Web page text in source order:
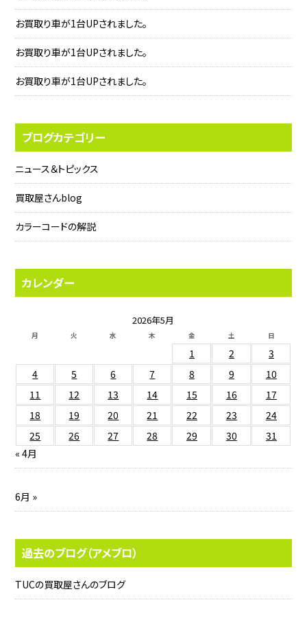
お買取り車が1台UPされました。
お買取り車が1台UPされました。
お買取り車が1台UPされました。
ブログカテゴリー
ニュース＆トピックス
買取屋さんblog
カラーコードの解説
カレンダー
2026年5月
月 火 水 木 金 土 日
1 2
3
4
5 6 7 8 9
10
11
12 13 14 15 16
17
18
19 20 21 22 23
24
25
26 27 28 29 30
31
« 4月
6月 »
過去のブログ（アメブロ）
TUCの買取屋さんのブログ